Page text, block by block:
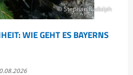
© Stephan Rudolph
WIE GEHT ES BAYERNS